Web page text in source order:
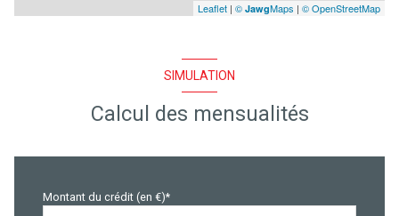
Leaflet | © JawgMaps | © OpenStreetMap
SIMULATION
Calcul des mensualités
Montant du crédit (en €)*